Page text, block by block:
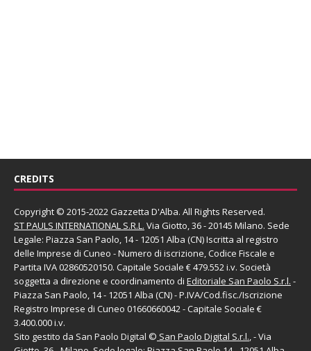
CREDITS
Copyright © 2015-2022 Gazzetta D'Alba. All Rights Reserved.
ST PAULS INTERNATIONAL S.R.L. Via Giotto, 36 - 20145 Milano. Sede
Legale: Piazza San Paolo, 14 - 12051 Alba (CN) Iscritta al registro
delle Imprese di Cuneo - Numero di iscrizione, Codice Fiscale e
Partita IVA 02860520150. Capitale Sociale € 479.552 i.v. Società
soggetta a direzione e coordinamento di Editoriale San Paolo S.r.l. -
Piazza San Paolo, 14 - 12051 Alba (CN) - P.IVA/Cod.fisc./Iscrizione
Registro Imprese di Cuneo 01660660042 - Capitale Sociale €
3.400.000 i.v.
Sito gestito da San Paolo Digital © San Paolo Digital S.r.l., - Via